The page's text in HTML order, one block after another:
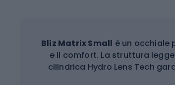
Bliz Matrix Small è un occhiale
e il comfort. La struttura
cilindrica Hydro Lens Tech